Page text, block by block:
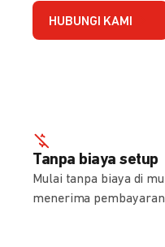
HUBUNGI KAMI
Tanpa biaya setup
Mulai tanpa biaya di
menerima